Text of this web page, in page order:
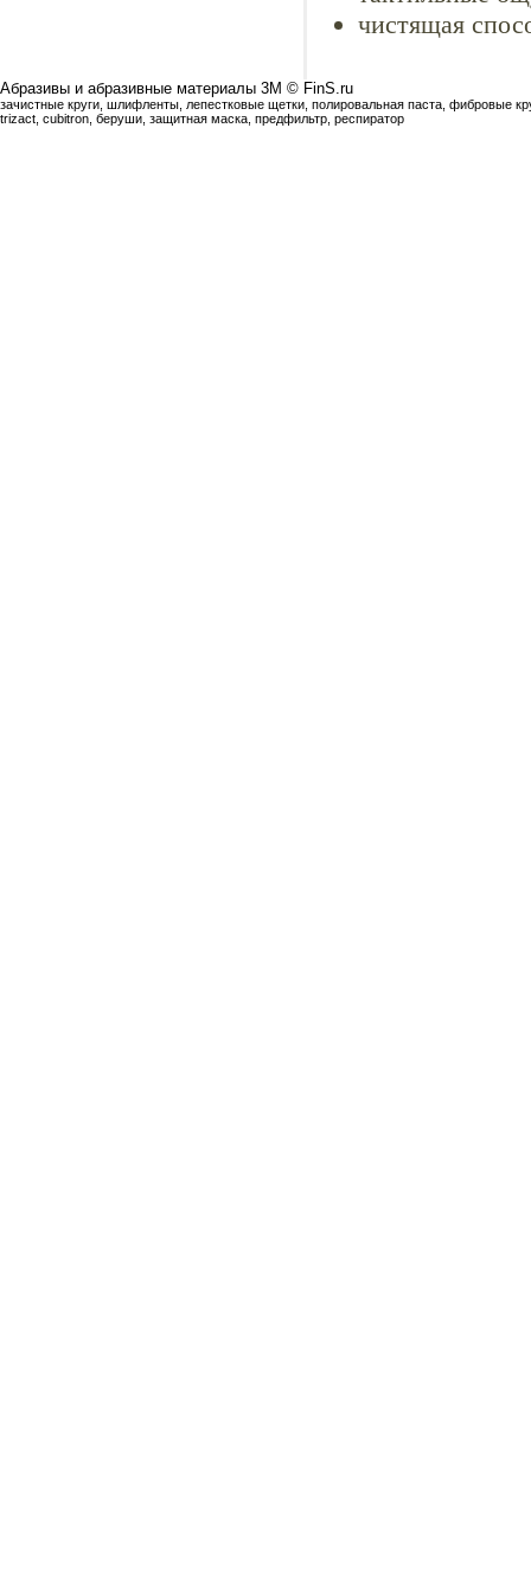
чистящая
Абразивы и абразивные материалы 3М © FinS.ru
зачистные круги, шлифленты, лепестковые щетки, полировальная паста, фибровые
trizact, cubitron, беруши, защитная маска, предфильтр, респиратор